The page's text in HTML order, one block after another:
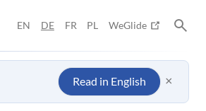
EN DE FR PL WeGlide
Read in English ×